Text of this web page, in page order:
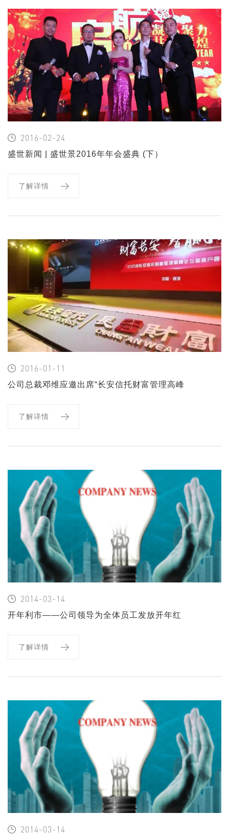
2016-02-24
盛世新闻 | 盛世景2016年年会盛典 (下）
了解详情
2016-01-11
公司总裁邓维应邀出席“长安信托财富管理高峰
了解详情
2014-03-14
开年利市——公司领导为全体员工发放开年红
了解详情
2014-03-14